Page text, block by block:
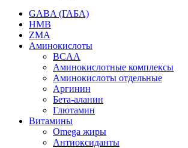
GABA (ГАБА)
HMB
ZMA
Аминокислоты
BCAA
Аминокислотные комплексы
Аминокислоты отдельные
Аргинин
Бета-аланин
Глютамин
Витамины
Omega жиры
Антиоксиданты